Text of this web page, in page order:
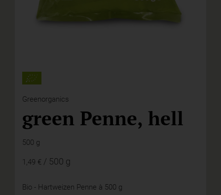
Greenorganics
green Penne, hell
500 g
1,49 € / 500 g
Bio - Hartweizen Penne à 500 g